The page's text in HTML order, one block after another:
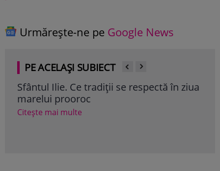
Urmărește-ne pe Google News
PE ACELAȘI SUBIECT
Sfântul Ilie. Ce tradiții se respectă în ziua
marelui prooroc
Citește mai multe